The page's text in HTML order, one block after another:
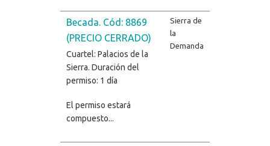
Becada. Cód: 8869
(PRECIO CERRADO)
Cuartel: Palacios de la
Sierra. Duración del
permiso: 1 día
El permiso estará
compuesto...
Sierra de
la
Demanda